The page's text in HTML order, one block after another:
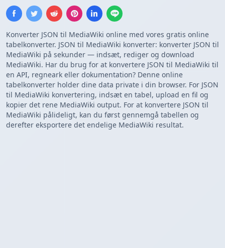
Konverter JSON til MediaWiki online med vores gratis online
tabelkonverter. JSON til MediaWiki konverter: konverter JSON til
MediaWiki på sekunder — indsæt, rediger og download
MediaWiki. Har du brug for at konvertere JSON til MediaWiki til
en API, regneark eller dokumentation? Denne online
tabelkonverter holder dine data private i din browser. For JSON
til MediaWiki konvertering, indsæt en tabel, upload en fil og
kopier det rene MediaWiki output. For at konvertere JSON til
MediaWiki pålideligt, kan du først gennemgå tabellen og
derefter eksportere det endelige MediaWiki resultat.